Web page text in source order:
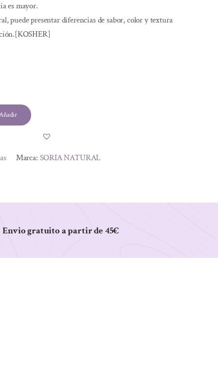
es mayor.
puede presentar diferencias de sabor, color y textura
Marca: SORIA NATURAL
Envio gratuito a partir de 45€